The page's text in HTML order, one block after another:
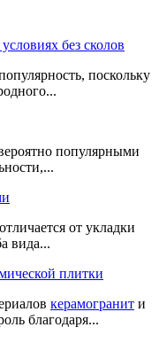
без сколов
поскольку
популярными
от укладки
вида...
плитки
керамогранит и
благодаря...